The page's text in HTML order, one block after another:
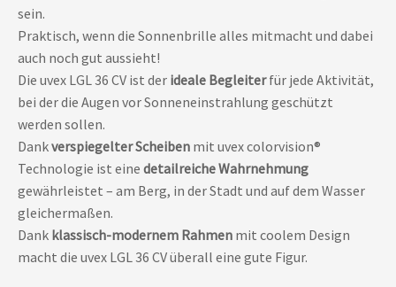
sein.
Praktisch, wenn die Sonnenbrille alles mitmacht und dabei
auch noch gut aussieht!
Die uvex LGL 36 CV ist der ideale Begleiterfür jede Aktivität,
bei der die Augen vor Sonneneinstrahlung geschützt
werden sollen.
Dankverspiegelter Scheiben mit uvex colorvision®
Technologie ist eine detailreiche Wahrnehmung
gewährleistet – am Berg, in der Stadt und auf dem Wasser
gleichermaßen.
Dank klassisch-modernem Rahmen mit coolem Design
macht die uvex LGL 36 CV überall eine gute Figur.